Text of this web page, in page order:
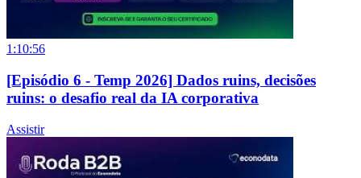
1:10:56
[Episódio 6 - Temp 2026] Dados ruins, decisões
ruins: o desafio real da IA corporativa
Assistir